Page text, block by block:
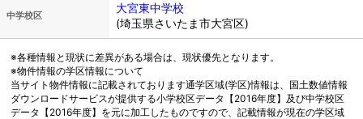
中学校区
大宮東中学校
(埼玉県さいたま市大宮区)
※各種情報と現状に差異がある場合は、現状優先となります。
※物件情報の学区情報について
当サイト物件情報に記載されております通学区域(学区)情報は、国土数値情報
ダウンロードサービスが提供する小学校区データ【2016年度】及び中学校区
データ【2016年度】を元に加工したものですので、記載情報が現在の学区域